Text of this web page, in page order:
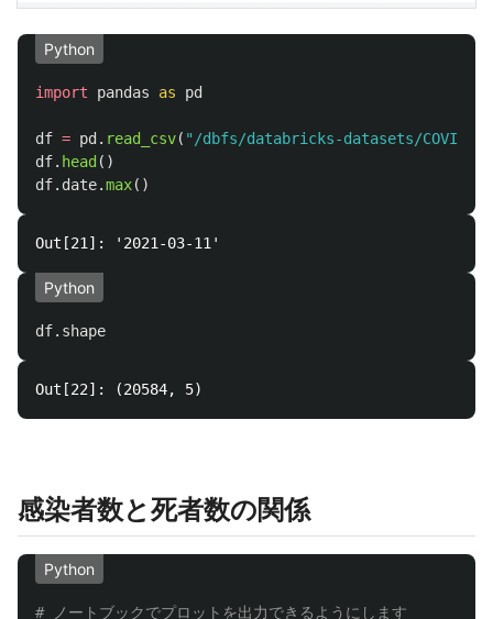
Python
import pandas as pd
df = pd . read_csv( " /dbfs/databricks-datasets/COVID/
df. head ()
df. date.max()
Python
df. shape
感染者数と死者数の関係
Python